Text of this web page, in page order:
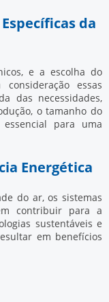
da
e a escolha do
essas
das necessidades,
o tamanho do
para uma
Energética
do ar, os sistemas
contribuir para a
sustentáveis e
em benefícios